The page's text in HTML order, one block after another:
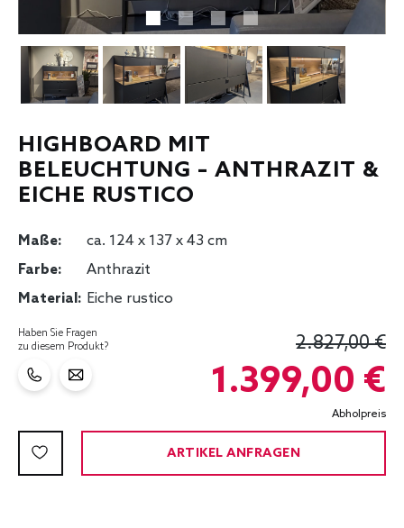
HIGHBOARD MIT
BELEUCHTUNG – ANTHRAZIT &
EICHE RUSTICO
Maße:
ca. 124 x 137 x 43 cm
Farbe:
Anthrazit
Material: Eiche rustico
Haben Sie Fragen
zu diesem Produkt?
2.827,00 €
1.399,00 €
Abholpreis
ARTIKEL ANFRAGEN